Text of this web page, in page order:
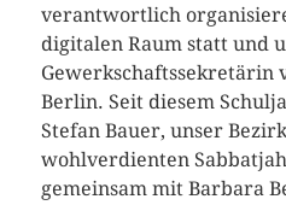
verantwortlich
digitalen Raum statt und
Gewerkschaftssekretärin
Berlin. Seit diesem
Stefan Bauer, unser
wohlverdienten
gemeinsam mit Barbara